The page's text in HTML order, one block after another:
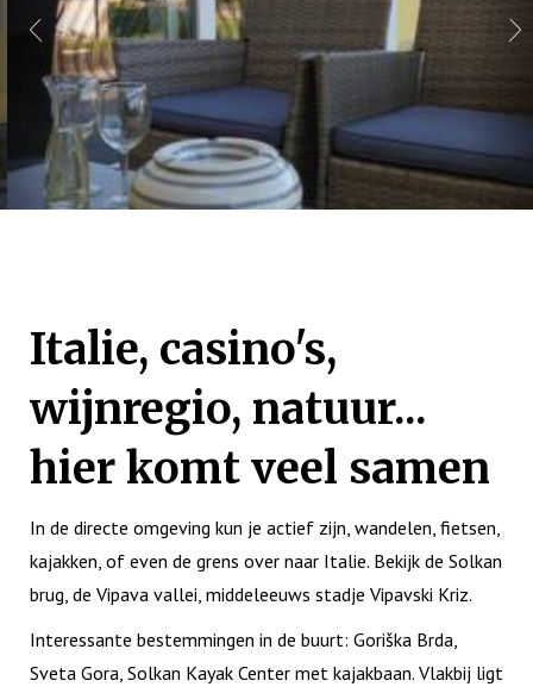
Italie, casino's,
wijnregio, natuur...
hier komt veel samen
In de directe omgeving kun je actief zijn, wandelen, fietsen,
kajakken, of even de grens over naar Italie. Bekijk de Solkan
brug, de Vipava vallei, middeleeuws stadje Vipavski Kriz.
Interessante bestemmingen in de buurt: Goriška Brda,
Sveta Gora, Solkan Kayak Center met kajakbaan. Vlakbij ligt